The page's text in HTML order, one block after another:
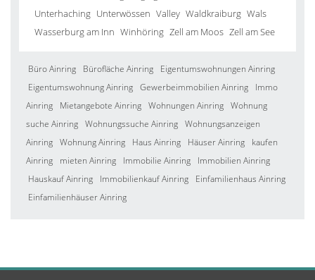
Unterhaching Unterwössen Valley Waldkraiburg Wals
Wasserburg am Inn Winhöring Zell am Moos Zell am See
Büro Ainring Bürofläche Ainring
Eigentumswohnungen Ainring
Eigentumswohnung Ainring Gewerbeimmobilien Ainring
Immo
Ainring
Mietangebote Ainring Wohnungen Ainring Wohnung
suche Ainring Wohnungssuche Ainring Wohnungsanzeigen
Ainring Wohnung Ainring Haus Ainring Häuser Ainring
kaufen
Ainring
mieten Ainring Immobilie Ainring
Immobilien Ainring
Hauskauf Ainring
Immobilienkauf Ainring
Einfamilienhaus Ainring
Einfamilienhäuser Ainring